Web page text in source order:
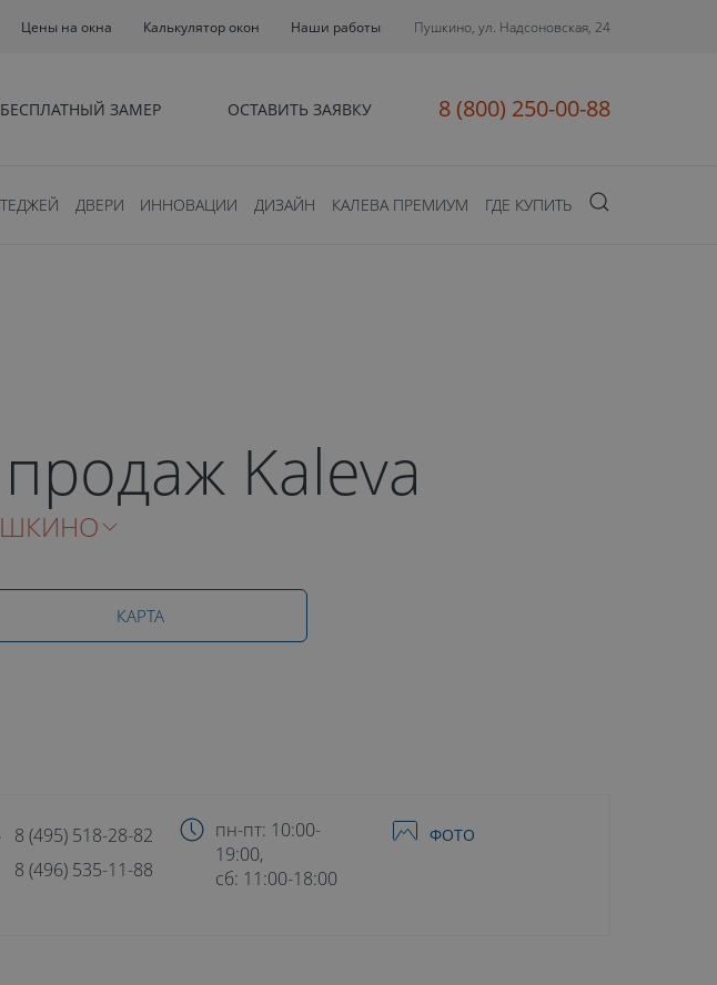
Цены на окна Калькулятор окон Наши работы Пушкино, ул. Надсоновская, 24
БЕСПЛАТНЫЙ ЗАМЕР ОСТАВИТЬ ЗАЯВКУ 8 (800) 250-00-88
ДВЕРИ ИННОВАЦИИ ДИЗАЙН КАЛЕВА ПРЕМИУМ ГДЕ КУПИТЬ
Kaleva
КАРТА
пн-пт: 10:00-
19:00,
сб: 11:00-18:00
8 (495) 518-28-82
8 (496) 535-11-88
ФОТО